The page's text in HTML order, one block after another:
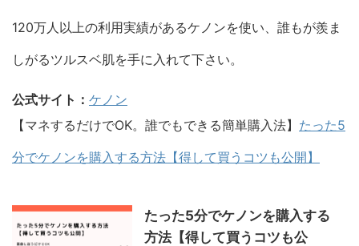
120万人以上の利用実績があるケノンを使い、誰もが羨ま
しがるツルスベ肌を手に入れて下さい。
公式サイト： ケノン
【マネするだけでOK。誰でもできる簡単購入法】 たった5
分でケノンを購入する方法【得して買うコツも公開】
たった5分でケノンを購入する
方法【得して買うコツも公